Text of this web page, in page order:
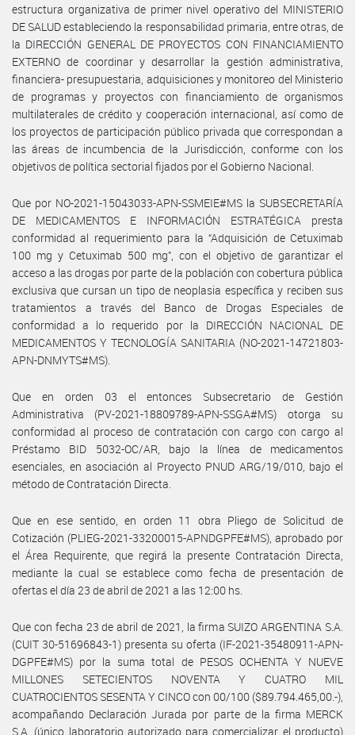
estructura organizativa de primer nivel operativo del MINISTERIO
DE SALUD estableciendo la responsabilidad primaria, entre otras, de
la DIRECCIÓN GENERAL DE PROYECTOS CON FINANCIAMIENTO
EXTERNO de coordinar y desarrollar la gestión administrativa,
financiera- presupuestaria, adquisiciones y monitoreo del Ministerio
de programas y proyectos con financiamiento de organismos
multilaterales de crédito y cooperación internacional, así como de
los proyectos de participación público privada que correspondan a
las áreas de incumbencia de la Jurisdicción, conforme con los
objetivos de política sectorial fijados por el Gobierno Nacional.
Que por NO-2021-15043033-APN-SSMEIE#MS la SUBSECRETARÍA
DE MEDICAMENTOS E INFORMACIÓN ESTRATÉGICA presta
conformidad al requerimiento para la “Adquisición de Cetuximab
100 mg y Cetuximab 500 mg”, con el objetivo de garantizar el
acceso a las drogas por parte de la población con cobertura pública
exclusiva que cursan un tipo de neoplasia específica y reciben sus
tratamientos a través del Banco de Drogas Especiales de
conformidad a lo requerido por la DIRECCIÓN NACIONAL DE
MEDICAMENTOS Y TECNOLOGÍA SANITARIA (NO-2021-14721803-
APN-DNMYTS#MS).
Que en orden 03 el entonces Subsecretario de Gestión
Administrativa (PV-2021-18809789-APN-SSGA#MS) otorga su
conformidad al proceso de contratación con cargo con cargo al
Préstamo BID 5032-OC/AR, bajo la línea de medicamentos
esenciales, en asociación al Proyecto PNUD ARG/19/010, bajo el
método de Contratación Directa.
Que en ese sentido, en orden 11 obra Pliego de Solicitud de
Cotización (PLIEG-2021-33200015-APNDGPFE#MS), aprobado por
el Área Requirente, que regirá la presente Contratación Directa,
mediante la cual se establece como fecha de presentación de
ofertas el día 23 de abril de 2021 a las 12:00 hs.
Que con fecha 23 de abril de 2021, la firma SUIZO ARGENTINA S.A.
(CUIT 30-51696843-1) presenta su oferta (IF-2021-35480911-APN-
DGPFE#MS) por la suma total de PESOS OCHENTA Y NUEVE
MILLONES SETECIENTOS NOVENTA Y CUATRO MIL
CUATROCIENTOS SESENTA Y CINCO con 00/100 ($89.794.465,00.-),
acompañando Declaración Jurada por parte de la firma MERCK
S.A. (único laboratorio autorizado para comercializar el producto)